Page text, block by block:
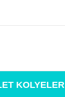
KOLYELER